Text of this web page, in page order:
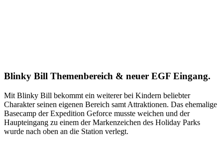
Blinky Bill Themenbereich & neuer EGF Eingang.
Mit Blinky Bill bekommt ein weiterer bei Kindern beliebter
Charakter seinen eigenen Bereich samt Attraktionen. Das ehemalige
Basecamp der Expedition Geforce musste weichen und der
Haupteingang zu einem der Markenzeichen des Holiday Parks
wurde nach oben an die Station verlegt.